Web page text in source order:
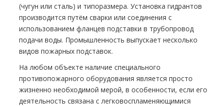
(чугун или сталь) и типоразмера. Установка гидрантов
производится путём сварки или соединения с
использованием фланцев подставки в тpубопровод
подачи воды. Промышленность выпускает несколько
видов пожарных подставок.
На любом объекте наличие специального
противопожарного оборудования является просто
жизненно необходимой мерой, в особенности, если его
деятельность связана с легковоспламеняющимися